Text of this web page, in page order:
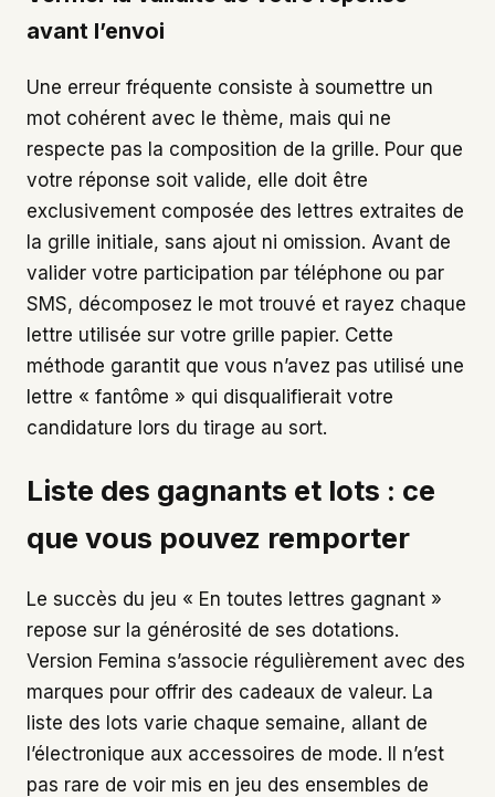
avant l’envoi
Une erreur fréquente consiste à soumettre un
mot cohérent avec le thème, mais qui ne
respecte pas la composition de la grille. Pour que
votre réponse soit valide, elle doit être
exclusivement composée des lettres extraites de
la grille initiale, sans ajout ni omission. Avant de
valider votre participation par téléphone ou par
SMS, décomposez le mot trouvé et rayez chaque
lettre utilisée sur votre grille papier. Cette
méthode garantit que vous n’avez pas utilisé une
lettre « fantôme » qui disqualifierait votre
candidature lors du tirage au sort.
Liste des gagnants et lots : ce
que vous pouvez remporter
Le succès du jeu « En toutes lettres gagnant »
repose sur la générosité de ses dotations.
Version Femina s’associe régulièrement avec des
marques pour offrir des cadeaux de valeur. La
liste des lots varie chaque semaine, allant de
l’électronique aux accessoires de mode. Il n’est
pas rare de voir mis en jeu des ensembles de